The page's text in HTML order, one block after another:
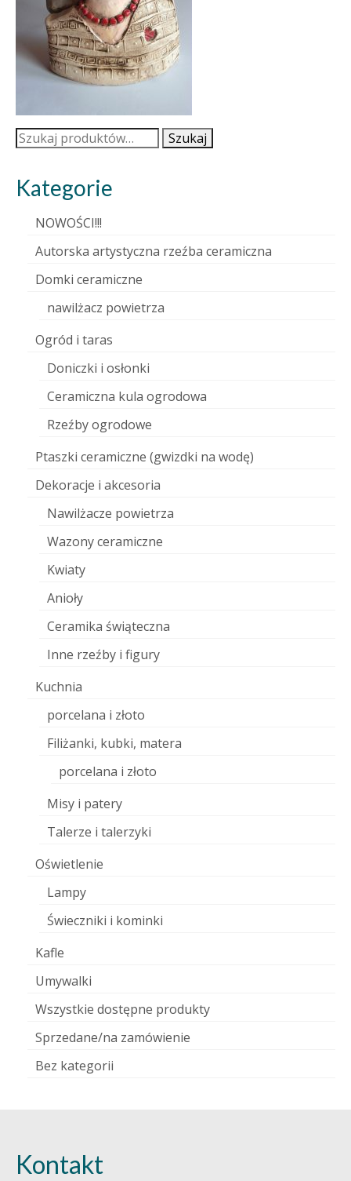
Szukaj: Szukaj
Kategorie
NOWOŚCI!!!
Autorska artystyczna rzeźba ceramiczna
Domki ceramiczne
nawilżacz powietrza
Ogród i taras
Doniczki i osłonki
Ceramiczna kula ogrodowa
Rzeźby ogrodowe
Ptaszki ceramiczne (gwizdki na wodę)
Dekoracje i akcesoria
Nawilżacze powietrza
Wazony ceramiczne
Kwiaty
Anioły
Ceramika świąteczna
Inne rzeźby i figury
Kuchnia
porcelana i złoto
Filiżanki, kubki, matera
porcelana i złoto
Misy i patery
Talerze i talerzyki
Oświetlenie
Lampy
Świeczniki i kominki
Kafle
Umywalki
Wszystkie dostępne produkty
Sprzedane/na zamówienie
Bez kategorii
Kontakt